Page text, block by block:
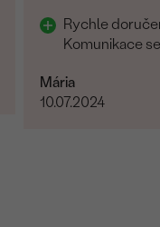
Rychle doručení Výborný prozákaznícky
Komunikace
Mária
10.07.2024